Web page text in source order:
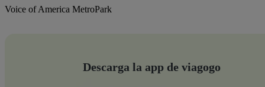
Voice of America MetroPark
Descarga la app de viagogo